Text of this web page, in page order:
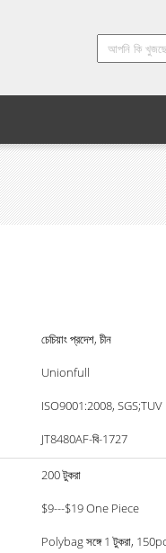
চেচিয়াং প্রদেশ, চীন
Unionfull
ISO9001:2008, SGS;TUV
JT8480AF-বি-1727
200 টুকরা
$9---$19 One Piece
Polybag সঙ্গে 1 টুকরা,